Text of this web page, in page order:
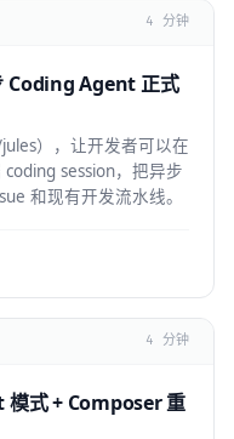
4 分钟
Coding Agent 正式
），让开发者可以在
session，把异步
和现有开发流水线。
4 分钟
式 + Composer 重